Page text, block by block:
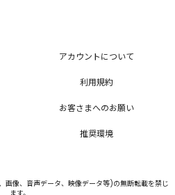
アカウントについて
利用規約
お客さまへのお願い
推奨環境
画像、音声データ、映像データ等)の無断転載を禁じ